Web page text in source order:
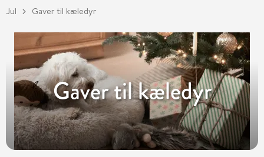
Jul Gaver til kæledyr
Gaver til kæledyr